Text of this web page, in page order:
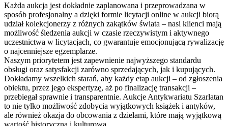
Każda aukcja jest dokładnie zaplanowana i przeprowadzana w
sposób profesjonalny a dzięki formie licytacji online w aukcji biorą
udział kolekcjonerzy z różnych zakątków świata – nasi klienci mają
możliwość śledzenia aukcji w czasie rzeczywistym i aktywnego
uczestnictwa w licytacjach, co gwarantuje emocjonującą rywalizację
o najcenniejsze egzemplarze.
Naszym priorytetem jest zapewnienie najwyższego standardu
obsługi oraz satysfakcji zarówno sprzedających, jak i kupujących.
Dokładamy wszelkich starań, aby każdy etap aukcji – od zgłoszenia
obiektu, przez jego ekspertyzę, aż po finalizację transakcji –
przebiegał sprawnie i transparentnie. Aukcje Antykwariatu Szarlatan
to nie tylko możliwość zdobycia wyjątkowych książek i antyków,
ale również okazja do obcowania z dziełami, które mają wyjątkową
wartość historyczną i kulturową.